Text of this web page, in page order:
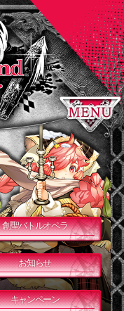
創聖バトルオペラ
お知らせ
キャンペーン